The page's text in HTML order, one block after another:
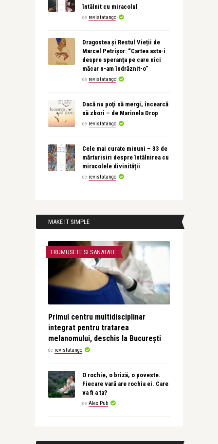
întâlnit cu miracolul
de revistatango
Dragostea și Restul Vieții de
Marcel Petrișor: “Cartea asta-i
despre speranța pe care nici
măcar n-am îndrăznit-o”
de revistatango
Dacă nu poţi să mergi, încearcă
să zbori – de Marinela Drop
de revistatango
Cele mai curate minuni – 33 de
mărturisiri despre întâlnirea cu
miracolele divinității
de revistatango
MAKE IT SIMPLE
FRUMUSETE SI SANATATE
Primul centru multidisciplinar
integrat pentru tratarea
melanomului, deschis la București
de revistatango
O rochie, o briză, o poveste.
Fiecare vară are rochia ei. Care
va fi a ta?
de Alex Pub